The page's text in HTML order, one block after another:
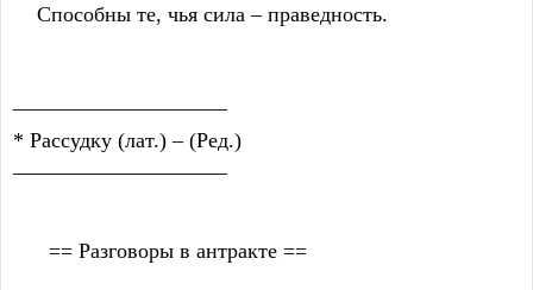
    Способны те, чья сила – праведность.
——————————
* Рассудку (лат.) – (Ред.)
——————————
      == Разговоры в антракте ==